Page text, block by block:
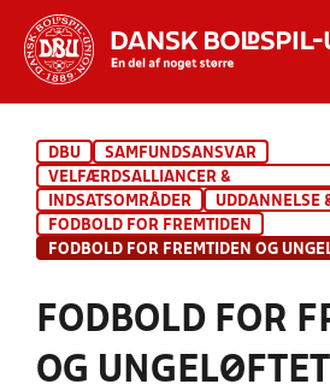
STILLINGER,
HOLD
DBU
SAMFUNDSANSVAR
VELFÆRDSALLIANCER &
KOMMUNESAMARBEJDER
INDSATSOMRÅDER
UDDANNELSE
FODBOLD FOR FREMTIDEN
FODBOLD FOR FREMTIDEN OG
FODBOLD FOR
OG UNGELØFTET